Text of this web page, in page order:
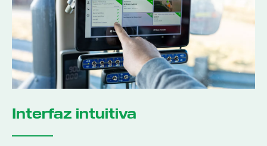
Interfaz intuitiva